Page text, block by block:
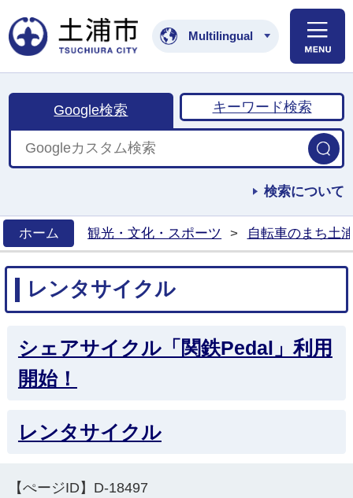
土浦市公式ホームペ
Multilingual
Google検索 キーワード検索
検索について
ホーム
観光・文化・スポーツ > 自転車のまち土
レンタサイクル
シェアサイクル「関鉄Pedal」利用
開始！
レンタサイクル
【ぺージID】 D-18497